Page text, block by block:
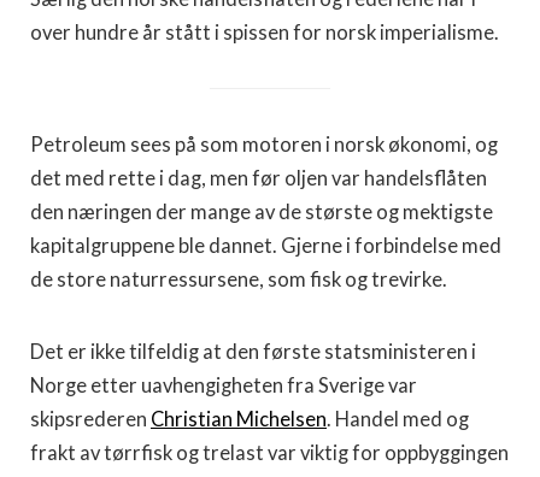
over hundre år stått i spissen for norsk imperialisme.
Petroleum sees på som motoren i norsk økonomi, og
det med rette i dag, men før oljen var handelsflåten
den næringen der mange av de største og mektigste
kapitalgruppene ble dannet. Gjerne i forbindelse med
de store naturressursene, som fisk og trevirke.
Det er ikke tilfeldig at den første statsministeren i
Norge etter uavhengigheten fra Sverige var
skipsrederen Christian Michelsen. Handel med og
frakt av tørrfisk og trelast var viktig for oppbyggingen